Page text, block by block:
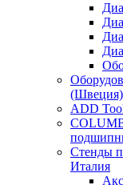
(Швеция)
ADD
Стенды
Италия